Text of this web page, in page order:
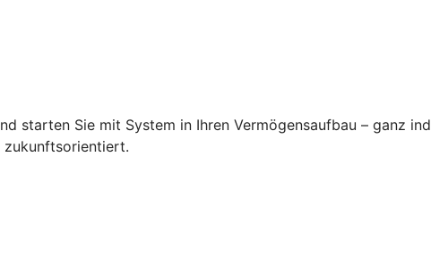
starten Sie mit System in Ihren Vermögensaufbau – ganz
zukunftsorientiert.